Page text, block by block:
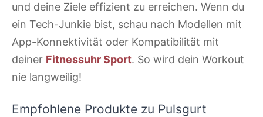
und deine Ziele effizient zu erreichen. Wenn du
ein Tech-Junkie bist, schau nach Modellen mit
App-Konnektivität oder Kompatibilität mit
deiner Fitnessuhr Sport. So wird dein Workout
nie langweilig!
Empfohlene Produkte zu Pulsgurt